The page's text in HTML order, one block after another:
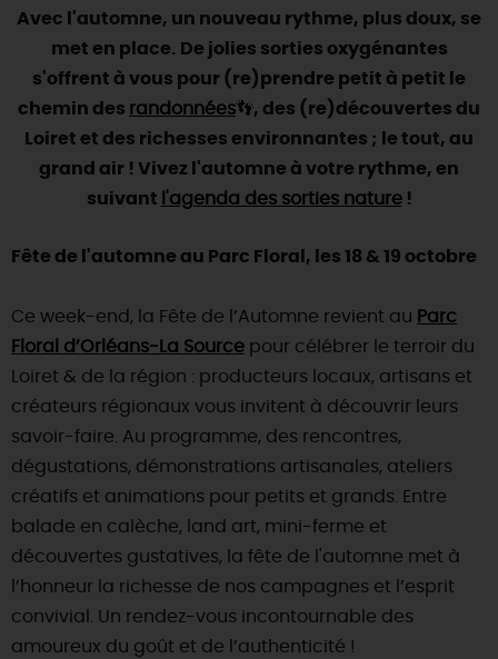
VILLES & VILLAGES
TOUTES LES VISITES
TOUS ÀL'EAU !
EN MODE NATURE & AVENTURE
...ET AUSSI
TOUTES LES ACTIVITÉS
Où manger
Maîtres
restaurateurs
Nosmarchés
Artistes et Artisans d'Art
Nos
spécialités du terroir et
producteurs
gourmandes et
créatives
vignobles
Par ici lesguinguettes
La Route desMétiers d'Art
TOUT L'ART DE VIVRE
A NE PAS RATER
Téléchargez le Guide de l'été 2026 🤽🌞
Des vacances auprès des animaux 🐎
(re)Découvrir les coulisses de la Faïencerie de
Une saison de festivals 🎉
Rendez-vous de la nature en 2026
Des sorties en famille dans le Loiret !
Programme des animations "Loiret au fil de l'eau"
2026
Où sortir ?
AUJOURD'HUI
TOURISME & HANDICAP
INFOS &SERVICES
RÉSERVERMAINTENANT
Avec l'automne, un nouveau rythme, plus doux, se
met en place. De jolies sorties oxygénantes
s'offrent à vous pour (re)prendre petit à petit le
chemin des randonnées👣, des (re)découvertes du
Loiret et des richesses environnantes ; le tout, au
grand air ! Vivez l'automne à votre rythme, en
suivant l'agenda des sorties nature!
Fête de l'automne au Parc Floral, les 18 & 19 octobre
Ce week-end, la Fête de l’Automne revient au Parc
Floral d’Orléans-La Source pour célébrer le terroir du
Loiret & de la région : producteurs locaux, artisans et
créateurs régionaux vous invitent à découvrir leurs
savoir-faire. Au programme, des rencontres,
dégustations, démonstrations artisanales, ateliers
créatifs et animations pour petits et grands. Entre
balade en calèche, land art, mini-ferme et
découvertes gustatives, la fête de l'automne met à
l’honneur la richesse de nos campagnes et l’esprit
convivial. Un rendez-vous incontournable des
amoureux du goût et de l’authenticité !